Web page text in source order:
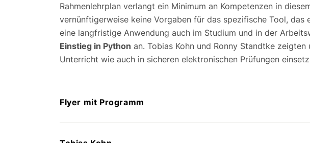
Rahmenlehrplan verlangt ein Minimum an Kompetenzen in
vernünftigerweise keine Vorgaben für das spezifische Tool, das
eine langfristige Anwendung auch im Studium und in der
Einstieg in Python an. Tobias Kohn und Ronny Standtke
Unterricht wie auch in sicheren elektronischen Prüfungen
Flyer mit Programm